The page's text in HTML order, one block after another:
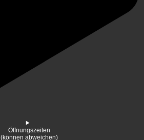
Öffnungszeiten
(können abweichen)